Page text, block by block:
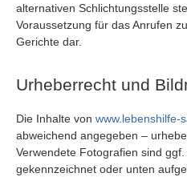
alternativen Schlichtungsstelle
Voraussetzung für das Anrufen
Gerichte dar.
Urheberrecht und
Die Inhalte von www.lebenshilfe-
abweichend angegeben –
Verwendete Fotografien sind
gekennzeichnet oder unten